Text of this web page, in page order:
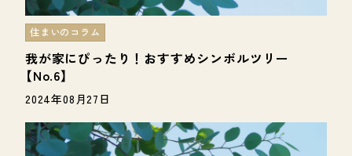
我が家にぴったり！おすすめシンボルツリー
【No.6】
住まいのコラム
2024年08月27日